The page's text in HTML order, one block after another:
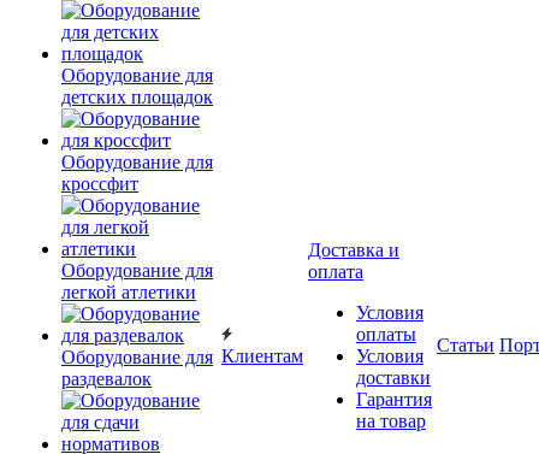
Оборудование для
детских площадок
Оборудование для
кроссфит
Оборудование для
легкой атлетики
Оборудование для
раздевалок
Клиентам
Доставка и
оплата
Условия
оплаты
Условия
доставки
Гарантия
на товар
Статьи